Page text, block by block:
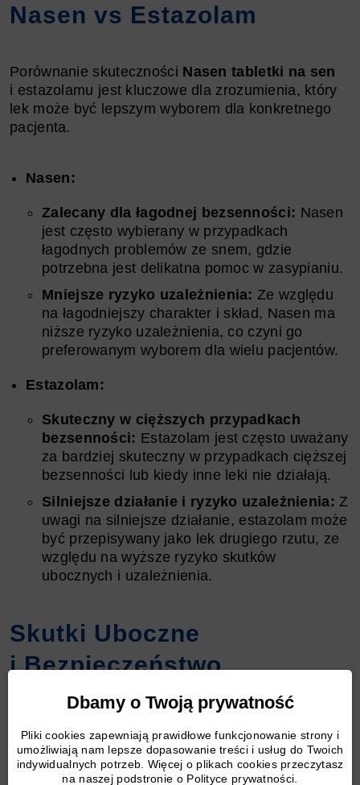
Dbamy o Twoją prywatność
Pliki cookies zapewniają prawidłowe funkcjonowanie strony i
umożliwiają nam lepsze dopasowanie treści i usług do Twoich
indywidualnych potrzeb. Więcej o plikach cookies przeczytasz
na naszej podstronie o Polityce prywatności.
Nasen vs Estazolam
Porównanie skuteczności Nasen tabletki na sen
i estazolamu jest kluczowe dla zrozumienia, który
lek może być lepszym wyborem dla konkretnego
pacjenta.
Nasen:
Zalecany dla łagodnej bezsenności: Nasen
jest często wybierany w przypadkach
łagodnych problemów ze snem, gdzie
potrzebna jest delikatna pomoc w zasypianiu.
Mniejsze ryzyko uzależnienia: Ze względu
na łagodniejszy charakter i skład, Nasen ma
niższe ryzyko uzależnienia, co czyni go
preferowanym wyborem dla wielu pacjentów.
Estazolam:
Skuteczny w cięższych przypadkach
bezsenności: Estazolam jest często uważany
za bardziej skuteczny w przypadkach cięższej
bezsenności lub kiedy inne leki nie działają.
Silniejsze działanie i ryzyko uzależnienia: Z
uwagi na silniejsze działanie, estazolam może
być przepisywany jako lek drugiego rzutu, ze
względu na wyższe ryzyko skutków
ubocznych i uzależnienia.
Skutki Uboczne
i Bezpieczeństwo
Stosowania: Nasen vs
Estazolam